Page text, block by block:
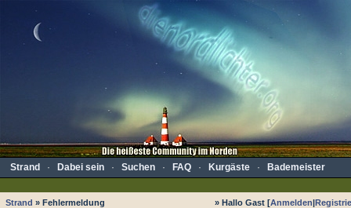
Strand · Dabei sein· Suchen· FAQ· Kurgäste· Bademeister
Strand » Fehlermeldung » Hallo Gast [Anmelden|